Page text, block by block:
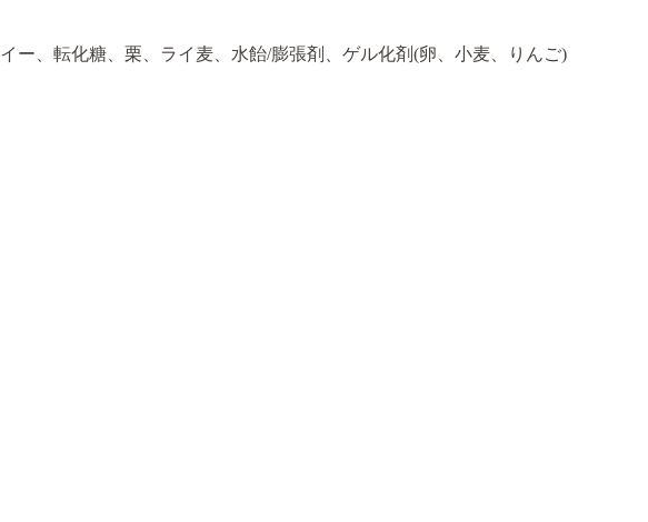
ー、転化糖、栗、ライ麦、水飴/膨張剤、ゲル化剤(卵、小麦、りんご)